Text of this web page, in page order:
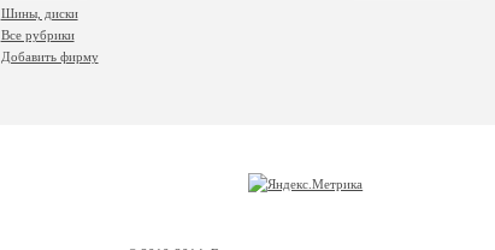
Шины, диски
Все рубрики
Добавить фирму